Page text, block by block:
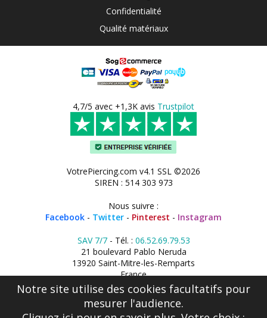
Confidentialité
Qualité matériaux
4,7/5 avec +1,3K avis Trustpilot
VotrePiercing.com v4.1 SSL ©2026
SIREN : 514 303 973
Nous suivre :
Facebook - Twitter - Pinterest - Instagram
SAV 7/7- Tél. : 06.52.69.79.53
21 boulevard Pablo Neruda
13920 Saint-Mitre-les-Remparts
France
Notre site utilise des cookies facultatifs pour
mesurer l'audience.